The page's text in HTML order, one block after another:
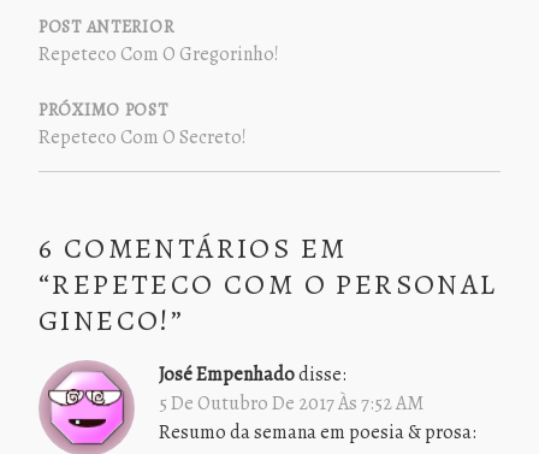
DE
POST
POST ANTERIOR
Repeteco Com O Gregorinho!
PRÓXIMO POST
Repeteco Com O Secreto!
6 COMENTÁRIOS EM
“REPETECO COM O PERSONAL
GINECO!”
José Empenhadodisse:
5 De Outubro De 2017 Às 7:52 AM
Resumo da semana em poesia & prosa: